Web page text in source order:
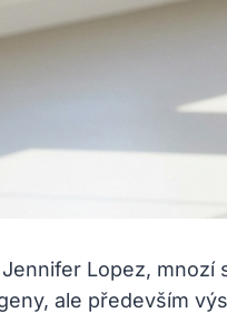
Lopez,
ale především